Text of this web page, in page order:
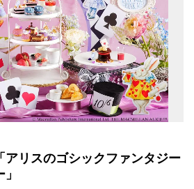
アリスのゴシックファンタジー